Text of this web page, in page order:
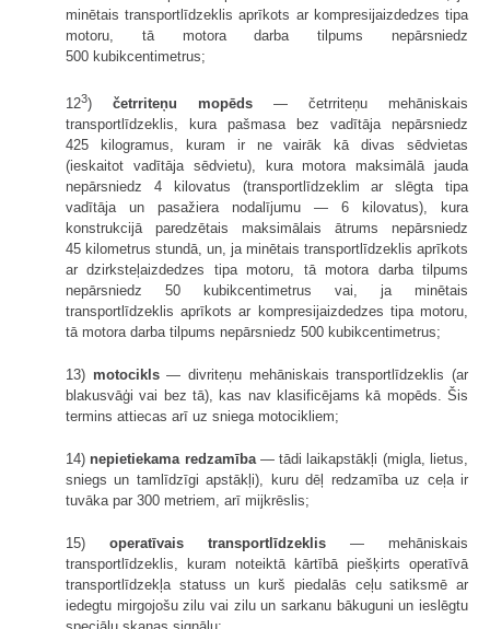
minētais transportlīdzeklis aprīkots ar kompresijaizdedzes tipa
motoru, tā motora darba tilpums nepārsniedz
500 kubikcentimetrus;
123) četrriteņu mopēds — četrriteņu mehāniskais
transportlīdzeklis, kura pašmasa bez vadītāja nepārsniedz
425 kilogramus, kuram ir ne vairāk kā divas sēdvietas
(ieskaitot vadītāja sēdvietu), kura motora maksimālā jauda
nepārsniedz 4 kilovatus (transportlīdzeklim ar slēgta tipa
vadītāja un pasažiera nodalījumu — 6 kilovatus), kura
konstrukcijā paredzētais maksimālais ātrums nepārsniedz
45 kilometrus stundā, un, ja minētais transportlīdzeklis aprīkots
ar dzirksteļaizdedzes tipa motoru, tā motora darba tilpums
nepārsniedz 50 kubikcentimetrus vai, ja minētais
transportlīdzeklis aprīkots ar kompresijaizdedzes tipa motoru,
tā motora darba tilpums nepārsniedz 500 kubikcentimetrus;
13) motocikls— divriteņu mehāniskais transportlīdzeklis (ar
blakusvāģi vai bez tā), kas nav klasificējams kā mopēds. Šis
termins attiecas arī uz sniega motocikliem;
14) nepietiekama redzamība— tādi laikapstākļi (migla, lietus,
sniegs un tamlīdzīgi apstākļi), kuru dēļ redzamība uz ceļa ir
tuvāka par 300 metriem, arī mijkrēslis;
15) operatīvais transportlīdzeklis — mehāniskais
transportlīdzeklis, kuram noteiktā kārtībā piešķirts operatīvā
transportlīdzekļa statuss un kurš piedalās ceļu satiksmē ar
iedegtu mirgojošu zilu vai zilu un sarkanu bākuguni un ieslēgtu